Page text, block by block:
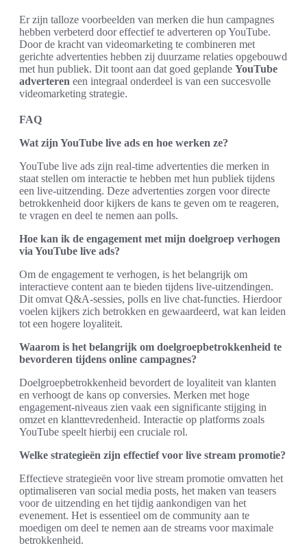
Er zijn talloze voorbeelden van merken die hun campagnes
hebben verbeterd door effectief te adverteren op YouTube.
Door de kracht van videomarketing te combineren met
gerichte advertenties hebben zij duurzame relaties opgebouwd
met hun publiek. Dit toont aan dat goed geplande YouTube
adverteren een integraal onderdeel is van een succesvolle
videomarketing strategie.
FAQ
Wat zijn YouTube live ads en hoe werken ze?
YouTube live ads zijn real-time advertenties die merken in
staat stellen om interactie te hebben met hun publiek tijdens
een live-uitzending. Deze advertenties zorgen voor directe
betrokkenheid door kijkers de kans te geven om te reageren,
te vragen en deel te nemen aan polls.
Hoe kan ik de engagement met mijn doelgroep verhogen
via YouTube live ads?
Om de engagement te verhogen, is het belangrijk om
interactieve content aan te bieden tijdens live-uitzendingen.
Dit omvat Q&A-sessies, polls en live chat-functies. Hierdoor
voelen kijkers zich betrokken en gewaardeerd, wat kan leiden
tot een hogere loyaliteit.
Waarom is het belangrijk om doelgroepbetrokkenheid te
bevorderen tijdens online campagnes?
Doelgroepbetrokkenheid bevordert de loyaliteit van klanten
en verhoogt de kans op conversies. Merken met hoge
engagement-niveaus zien vaak een significante stijging in
omzet en klanttevredenheid. Interactie op platforms zoals
YouTube speelt hierbij een cruciale rol.
Welke strategieën zijn effectief voor live stream promotie?
Effectieve strategieën voor live stream promotie omvatten het
optimaliseren van social media posts, het maken van teasers
voor de uitzending en het tijdig aankondigen van het
evenement. Het is essentieel om de community aan te
moedigen om deel te nemen aan de streams voor maximale
betrokkenheid.